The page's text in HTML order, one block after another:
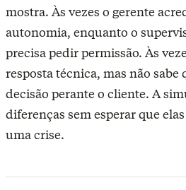
mostra. Às vezes o gerente
autonomia, enquanto o
precisa pedir permissão. Às
resposta técnica, mas não sabe
decisão perante o cliente. A
diferenças sem esperar que
uma crise.